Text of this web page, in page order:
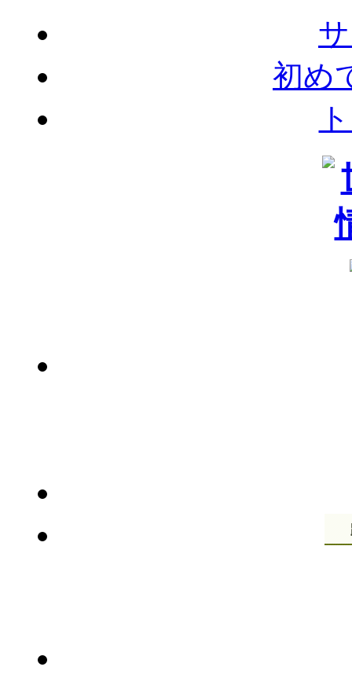
初め